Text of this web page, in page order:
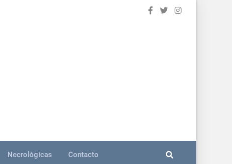
Necrológicas Contacto